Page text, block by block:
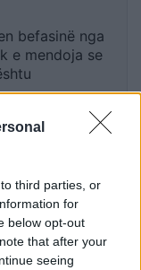
third parties, or
for
below opt-out
that after your
seeing
befasinë nga
e mendoja se
drejt